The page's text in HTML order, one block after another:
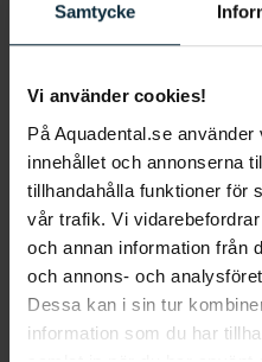
Samtycke
Vi använder cookies!
På Aquadental.se använder
innehållet och annonserna
tillhandahålla funktioner för
vår trafik. Vi
och annan information från
och annons- och
Dessa kan i sin tur
information som du har
Vill du få hjälp av någon
Jag samtycker till att
utskick till mig för
produkter.*
Jag godkänner, genom
sparar och hanterar
enlighet medAqua